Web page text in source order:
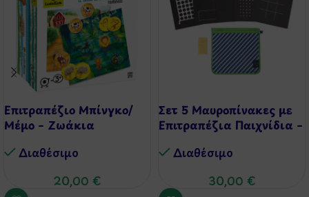
Επιτραπέζιο Μπίνγκο/
Μέμο – Ζωάκια
Διαθέσιμo
20,00 €
Σετ 5 Μαυροπίνακες με
Επιτραπέζια Παιχνίδια –
Διαθέσιμo
30,00 €